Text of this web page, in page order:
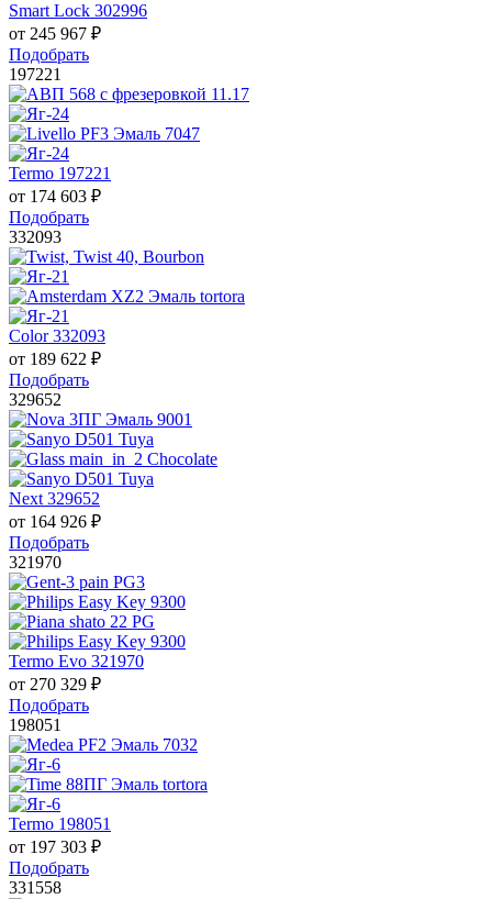
Smart Lock 302996
от 245 967 ₽
Подобрать
197221
Termo 197221
от 174 603 ₽
Подобрать
332093
Color 332093
от 189 622 ₽
Подобрать
329652
Next 329652
от 164 926 ₽
Подобрать
321970
Termo Evo 321970
от 270 329 ₽
Подобрать
198051
Termo 198051
от 197 303 ₽
Подобрать
331558